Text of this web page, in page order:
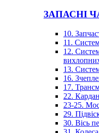
ЗАПАСНІ
10.
11.
12.
13.
16.
17.
22.
23-25.
29.
30. Вісь